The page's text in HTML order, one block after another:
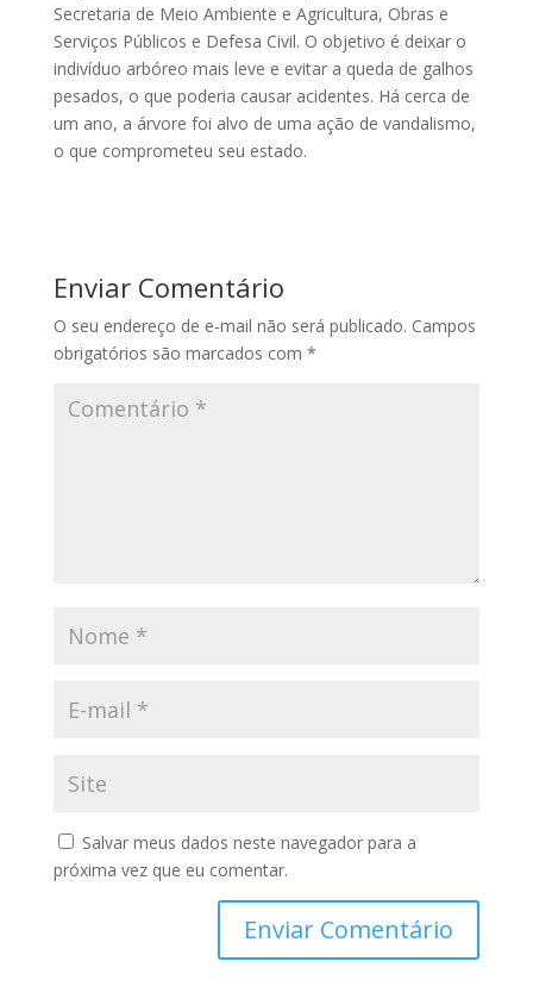
Secretaria de Meio Ambiente e Agricultura, Obras e
Serviços Públicos e Defesa Civil. O objetivo é deixar o
indivíduo arbóreo mais leve e evitar a queda de galhos
pesados, o que poderia causar acidentes. Há cerca de
um ano, a árvore foi alvo de uma ação de vandalismo,
o que comprometeu seu estado.
Enviar Comentário
O seu endereço de e-mail não será publicado. Campos
obrigatórios são marcados com *
Salvar meus dados neste navegador para a
próxima vez que eu comentar.